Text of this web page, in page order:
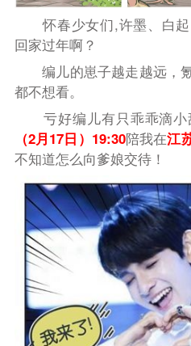
怀春少女们,许墨、白
回家过年啊？
编儿的崽子越走越远，
都不想看。
亏好编儿有只乖乖滴
（2月17日）19:30陪我在江
不知道怎么向爹娘交待！